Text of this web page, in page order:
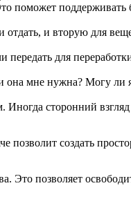
поддерживать
и вторую для
для
она мне нужна? Могу ли
Иногда сторонний
позволит создать
позволяет